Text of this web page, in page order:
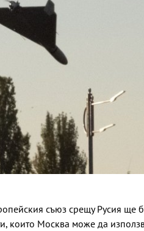
съюз срещу Русия ще
които Москва може да